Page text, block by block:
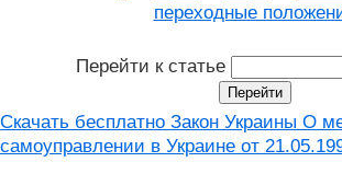
переходные
Перейти к статье
Скачать бесплатно Закон Украины О
самоуправлении в Украине от